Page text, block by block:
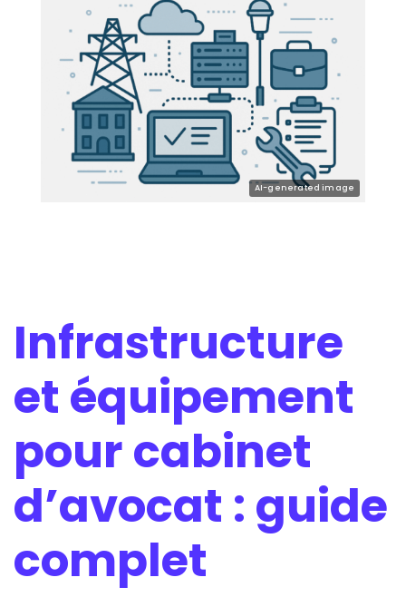
Infrastructure
et équipement
pour cabinet
d’avocat : guide
complet